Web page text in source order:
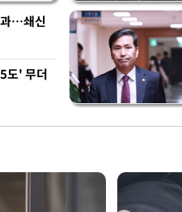
…쇄신
도' 무더